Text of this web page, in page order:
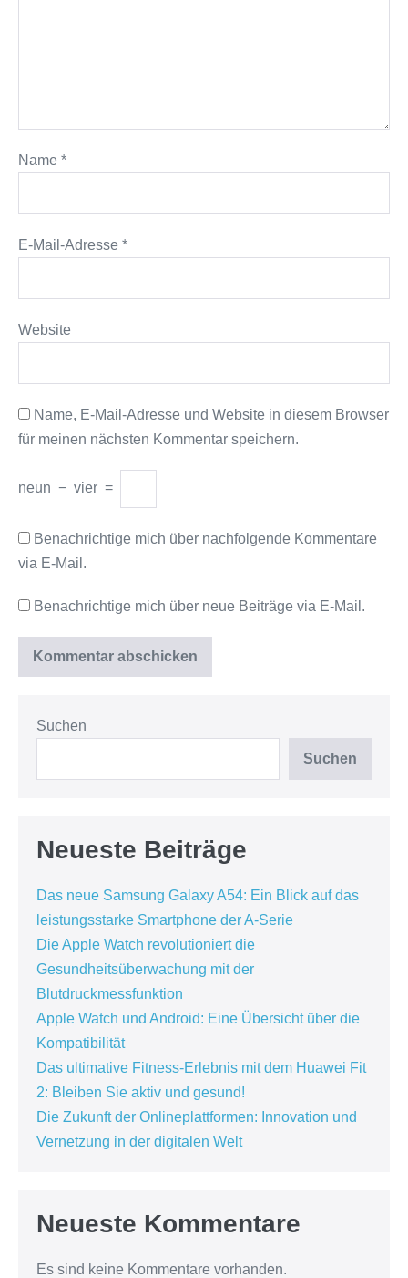
Name *
E-Mail-Adresse *
Website
Name, E-Mail-Adresse und Website in diesem Browser
für meinen nächsten Kommentar speichern.
neun − vier =
Benachrichtige mich über nachfolgende Kommentare
via E-Mail.
Benachrichtige mich über neue Beiträge via E-Mail.
Suchen
Suchen
Neueste Beiträge
Das neue Samsung Galaxy A54: Ein Blick auf das
leistungsstarke Smartphone der A-Serie
Die Apple Watch revolutioniert die
Gesundheitsüberwachung mit der
Blutdruckmessfunktion
Apple Watch und Android: Eine Übersicht über die
Kompatibilität
Das ultimative Fitness-Erlebnis mit dem Huawei Fit
2: Bleiben Sie aktiv und gesund!
Die Zukunft der Onlineplattformen: Innovation und
Vernetzung in der digitalen Welt
Neueste Kommentare
Es sind keine Kommentare vorhanden.